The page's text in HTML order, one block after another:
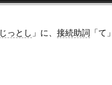
t
じっとし 」に、 接続助詞 「て